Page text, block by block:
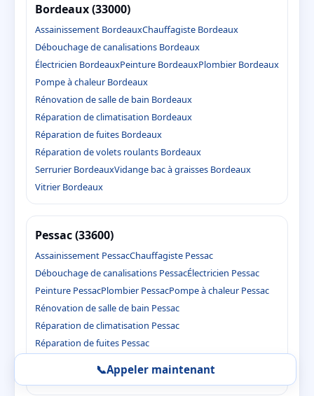
Bordeaux (33000)
Assainissement BordeauxChauffagiste Bordeaux
Débouchage de canalisations Bordeaux
Électricien BordeauxPeinture BordeauxPlombier Bordeaux
Pompe à chaleur Bordeaux
Rénovation de salle de bain Bordeaux
Réparation de climatisation Bordeaux
Réparation de fuites Bordeaux
Réparation de volets roulants Bordeaux
Serrurier BordeauxVidange bac à graisses Bordeaux
Vitrier Bordeaux
Pessac (33600)
Assainissement PessacChauffagiste Pessac
Débouchage de canalisations PessacÉlectricien Pessac
Peinture PessacPlombier PessacPompe à chaleur Pessac
Rénovation de salle de bain Pessac
Réparation de climatisation Pessac
Réparation de fuites Pessac
Vidange bac à graisses Pessac
📞Appeler maintenant